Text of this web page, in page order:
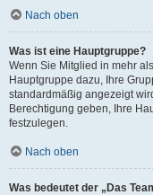
Nach oben
Was ist eine Hauptgruppe?
Wenn Sie Mitglied in mehr
Hauptgruppe dazu, Ihre
standardmäßig angezeigt
Berechtigung geben, Ihre
festzulegen.
Nach oben
Was bedeutet der „Das